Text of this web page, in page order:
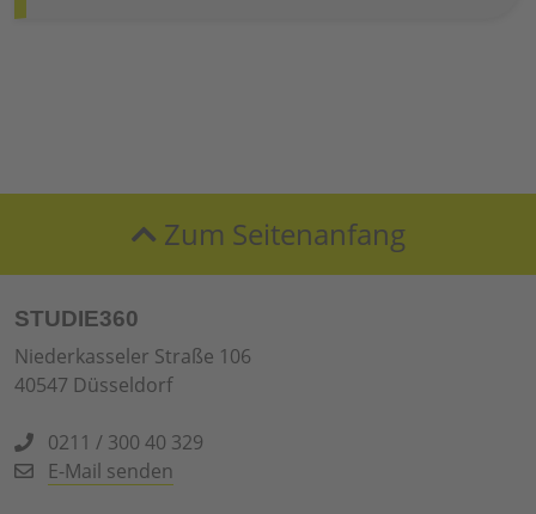
Zum Seitenanfang
STUDIE360
Niederkasseler Straße 106
40547 Düsseldorf
0211 / 300 40 329
E-Mail senden